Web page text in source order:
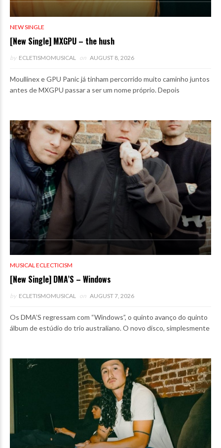
NEW SINGLE
[New Single] MXGPU – the hush
by ECLETISMOMUSICAL on AUGUST 8, 2026
Moullinex e GPU Panic já tinham percorrido muito caminho juntos
antes de MXGPU passar a ser um nome próprio. Depois
MUSICAL ECLECTICISM
[New Single] DMA’S – Windows
by ECLETISMOMUSICAL on AUGUST 7, 2026
Os DMA’S regressam com “Windows”, o quinto avanço do quinto
álbum de estúdio do trio australiano. O novo disco, simplesmente